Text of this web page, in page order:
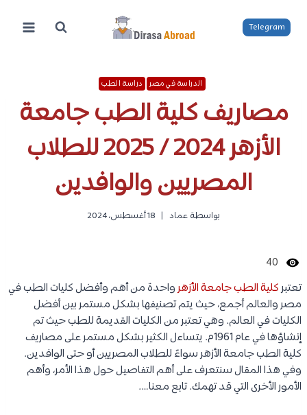
المحتوى
Telegram
الدراسة في مصر دراسة الطب
مصاريف كلية الطب جامعة
الأزهر 2024 / 2025 للطلاب
المصريين والوافدين
بواسطة عماد 18 أغسطس، 2024
40
تعتبركلية الطب جامعة الأزهرواحدة من أهم وأفضل كليات الطب في
مصر والعالم أجمع، حيث يتم تصنيفها بشكل مستمر بين أفضل
الكليات في العالم. وهي تعتبر من الكليات القديمة للطب حيث تم
إنشاؤها في عام 1961م. يتساءل الكثير بشكل مستمر على مصاريف
كلية الطب جامعة الأزهر سواءً للطلاب المصريين أو حتى الوافدين.
وفي هذا المقال سنتعرف على أهم التفاصيل حول هذا الأمر، وأهم
الأمور الأخرى التي قد تهمك. تابع معنا….